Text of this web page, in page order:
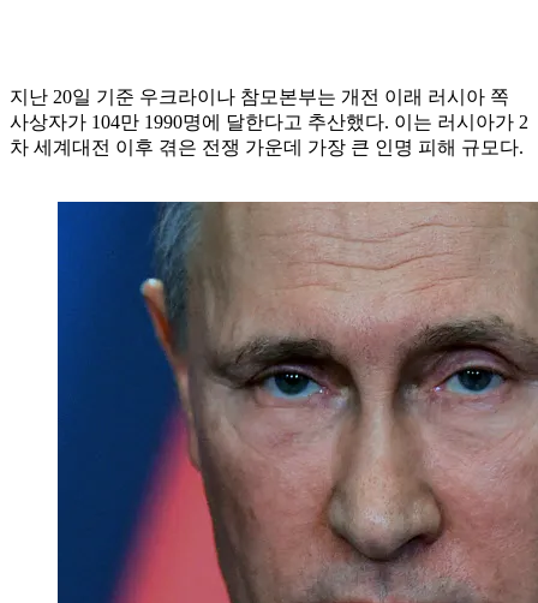
지난 20일 기준 우크라이나 참모본부는 개전 이래 러시아 쪽
사상자가 104만 1990명에 달한다고 추산했다. 이는 러시아가 2
차 세계대전 이후 겪은 전쟁 가운데 가장 큰 인명 피해 규모다.